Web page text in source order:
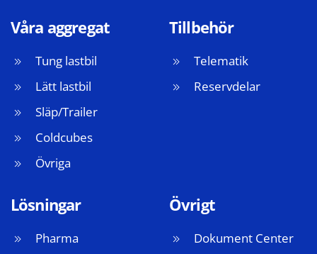
Våra aggregat
Tung lastbil
Lätt lastbil
Släp/Trailer
Coldcubes
Övriga
Tillbehör
Telematik
Reservdelar
Lösningar
Pharma
Övrigt
Dokument Center